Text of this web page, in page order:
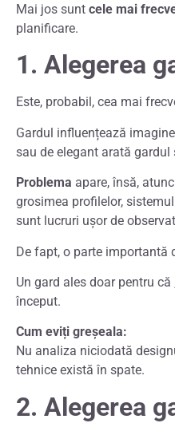
Mai jos sunt cele mai
planificare.
1. Alegerea
Este, probabil, cea mai
Gardul influențează
sau de elegant arată
Problema apare, însă,
grosimea profilelor,
sunt lucruri ușor de
De fapt, o parte importantă
Un gard ales doar pentru
început.
Cum eviți greșeala:
Nu analiza niciodată
tehnice există în spate.
2. Alegerea